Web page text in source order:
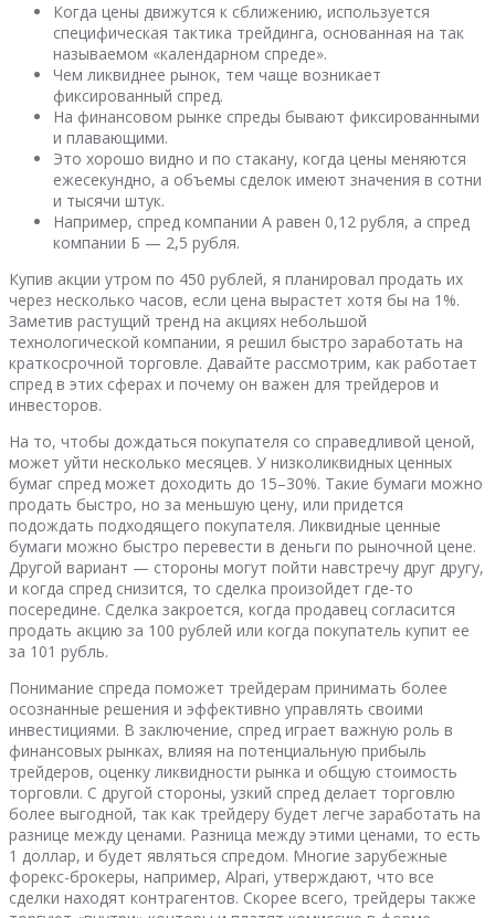
Когда цены движутся к сближению, используется
специфическая тактика трейдинга, основанная на так
называемом «календарном спреде».
Чем ликвиднее рынок, тем чаще возникает
фиксированный спред.
На финансовом рынке спреды бывают фиксированными
и плавающими.
Это хорошо видно и по стакану, когда цены меняются
ежесекундно, а объемы сделок имеют значения в сотни
и тысячи штук.
Например, спред компании А равен 0,12 рубля, а спред
компании Б — 2,5 рубля.
Купив акции утром по 450 рублей, я планировал продать их
через несколько часов, если цена вырастет хотя бы на 1%.
Заметив растущий тренд на акциях небольшой
технологической компании, я решил быстро заработать на
краткосрочной торговле. Давайте рассмотрим, как работает
спред в этих сферах и почему он важен для трейдеров и
инвесторов.
На то, чтобы дождаться покупателя со справедливой ценой,
может уйти несколько месяцев. У низколиквидных ценных
бумаг спред может доходить до 15–30%. Такие бумаги можно
продать быстро, но за меньшую цену, или придется
подождать подходящего покупателя. Ликвидные ценные
бумаги можно быстро перевести в деньги по рыночной цене.
Другой вариант — стороны могут пойти навстречу друг другу,
и когда спред снизится, то сделка произойдет где-то
посередине. Сделка закроется, когда продавец согласится
продать акцию за 100 рублей или когда покупатель купит ее
за 101 рубль.
Понимание спреда поможет трейдерам принимать более
осознанные решения и эффективно управлять своими
инвестициями. В заключение, спред играет важную роль в
финансовых рынках, влияя на потенциальную прибыль
трейдеров, оценку ликвидности рынка и общую стоимость
торговли. С другой стороны, узкий спред делает торговлю
более выгодной, так как трейдеру будет легче заработать на
разнице между ценами. Разница между этими ценами, то есть
1 доллар, и будет являться спредом. Многие зарубежные
форекс-брокеры, например, Alpari, утверждают, что все
сделки находят контрагентов. Скорее всего, трейдеры также